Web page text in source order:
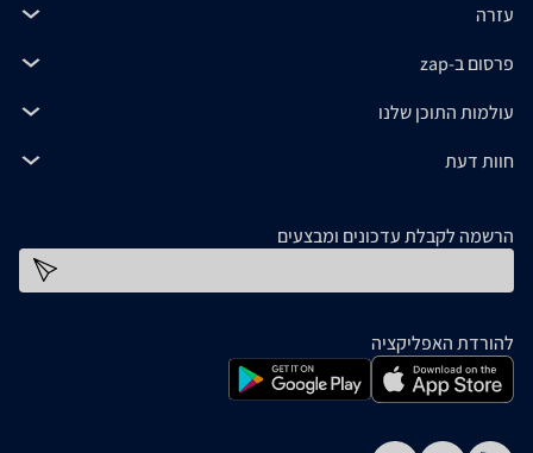
עזרה
פרסום ב-zap
עולמות התוכן שלנו
חוות דעת
הרשמה לקבלת עדכונים ומבצעים
להורדת האפליקציה